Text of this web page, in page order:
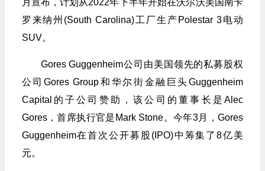
月宣布，计划从2022年下半年开始在沃尔沃美国南卡
罗来纳州(South Carolina)工厂生产Polestar 3电动
SUV。
Gores Guggenheim公司由美国领先的私募股权
公司Gores Group和华尔街金融巨头Guggenheim
Capital的子公司赞助，该公司的董事长是Alec
Gores，首席执行官是Mark Stone。今年3月，Gores
Guggenheim在首次公开募股(IPO)中筹集了8亿美
元。